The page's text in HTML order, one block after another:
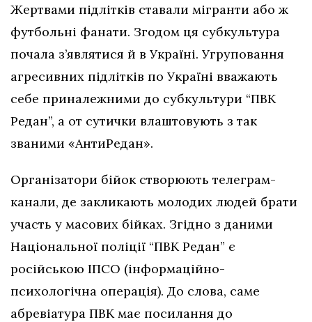
Жертвами підлітків ставали мігранти або ж
футбольні фанати. Згодом ця субкультура
почала з’являтися й в Україні. Угруповання
агресивних підлітків по Україні вважають
себе приналежними до субкультури “ПВК
Редан”, а от сутички влаштовують з так
званими «АнтиРедан».
Організатори бійок створюють телеграм-
канали, де закликають молодих людей брати
участь у масових бійках. Згідно з даними
Національної поліції “ПВК Редан” є
російською ІПСО (інформаційно-
психологічна операція). До слова, саме
абревіатура ПВК має посилання до